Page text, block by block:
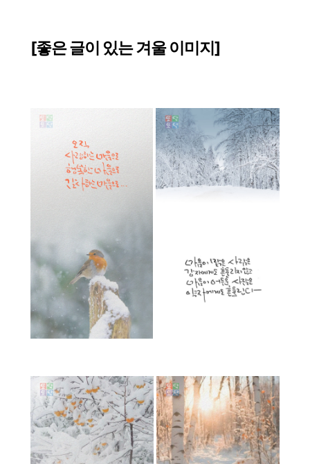
[좋은 글이 있는 겨울 이미지]